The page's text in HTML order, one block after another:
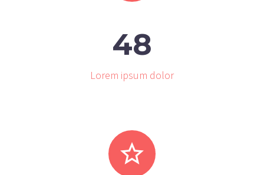
48
Lorem ipsum dolor

